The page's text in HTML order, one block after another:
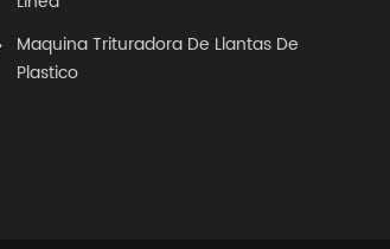
Maquina Trituradora De Llantas De
Plastico